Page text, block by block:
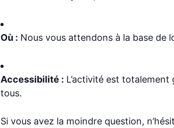
Où : Nous vous attendons à la base de
Accessibilité : L’activité est
tous.
Si vous avez la moindre question,